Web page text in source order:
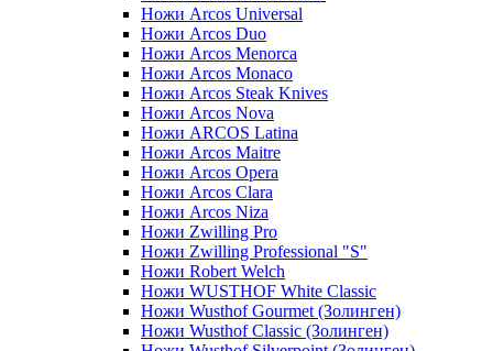
Ножи Arcos Universal
Ножи Arcos Duo
Ножи Arcos Menorca
Ножи Arcos Monaco
Ножи Arcos Steak Knives
Ножи Arcos Nova
Ножи ARCOS Latina
Ножи Arcos Maitre
Ножи Arcos Opera
Ножи Arcos Clara
Ножи Arcos Niza
Ножи Zwilling Pro
Ножи Zwilling Professional "S"
Ножи Robert Welch
Ножи WUSTHOF White Classic
Ножи Wusthof Gourmet (Золинген)
Ножи Wusthof Classic (Золинген)